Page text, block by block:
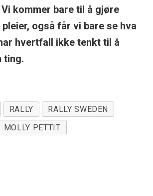
kommer bare til å gjøre
også får vi bare se hva
hvertfall ikke tenkt til å
ting.
RALLY
RALLY SWEDEN
MOLLY PETTIT